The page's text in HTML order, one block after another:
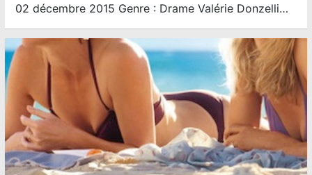
02 décembre 2015 Genre : Drame Valérie Donzelli…